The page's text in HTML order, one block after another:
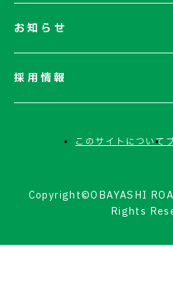
お知らせ
採用情報
このサイトについて
Copyright©OBAYASHI
Rights